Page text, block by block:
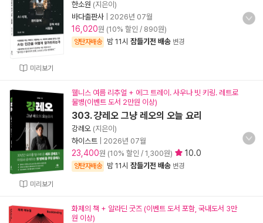
미리보기
한소원 (지은이)
바다출판사
2026년 07월
16,020원 (10% 할인 / 890원)
양탄자배송 밤 11시 잠들기전 배송 변경
미리보기
웰니스 여름 리추얼 + 에그 트레이. 사우나 빗 키링. 레트로
물병(이벤트 도서 2만원 이상)
303. 걍레오 그냥 레오의 오늘 요리
강레오 (지은이)
하이스트
2026년 07월
23,400원 (10% 할인 / 1,300원) 10.0
양탄자배송 밤 11시 잠들기전 배송 변경
화제의 책 + 알라딘 굿즈 (이벤트 도서 포함, 국내도서 3만
원 이상)